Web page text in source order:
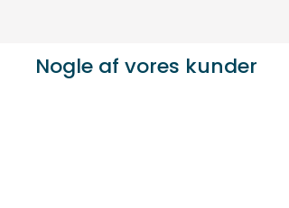
Nogle af vores kunder